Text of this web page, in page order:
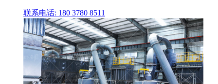
联系电话: 180 3780 8511